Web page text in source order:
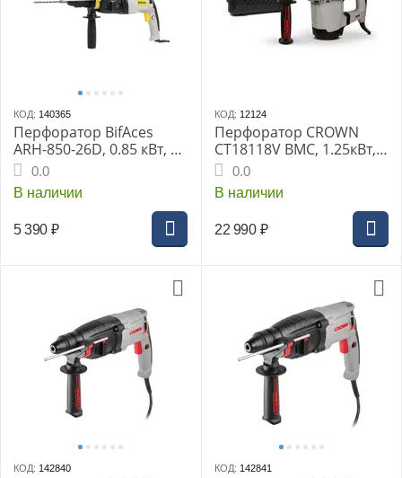
КОД: 140365
Перфоратор BifAces
ARH-850-26D, 0.85 кВт, 3
Дж, SDS+, 1150 об/мин,
5100 уд/мин, 3 режима
0.0
В наличии
5 390 ₽
КОД: 12124
Перфоратор CROWN
CT18118V BMC, 1.25кВт,
SDS-max, кейс
0.0
В наличии
22 990 ₽
КОД: 142840 КОД: 142841